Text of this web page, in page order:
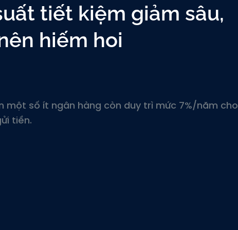
tiết kiệm giảm sâu,
hiếm hoi
một số ít ngân hàng còn duy trì mức 7%/năm cho
tiền.